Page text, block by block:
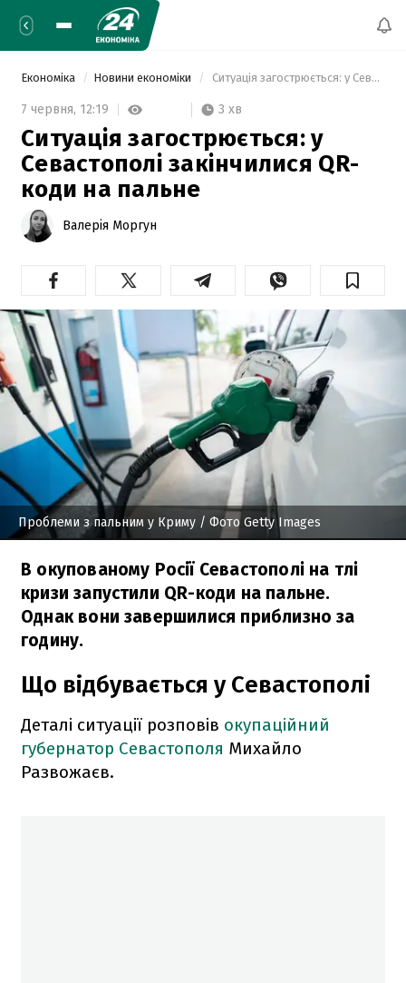
Економіка Новини економіки Ситуація загострюється: у Севастополі закінчилися QR-коди на пальне
7 червня, 12:19 3 хв
Ситуація загострюється: у
Севастополі закінчилися QR-
коди на пальне
Валерія Моргун
Проблеми з пальним у Криму / Фото Getty Images
В окупованому Росії Севастополі на тлі
кризи запустили QR-коди на пальне.
Однак вони завершилися приблизно за
годину.
Що відбувається у Севастополі
Деталі ситуації розповів окупаційний
губернатор Севастополя Михайло
Развожаєв.